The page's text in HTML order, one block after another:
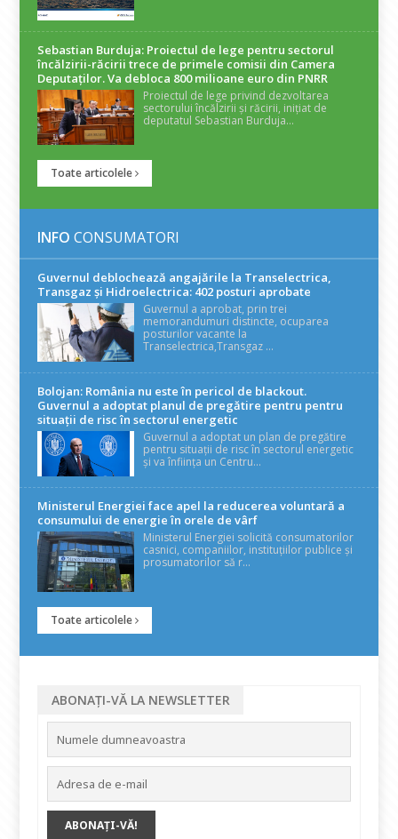
Sebastian Burduja: Proiectul de lege pentru sectorul
încălzirii-răcirii trece de primele comisii din Camera
Deputaților. Va debloca 800 milioane euro din PNRR
Proiectul de lege privind dezvoltarea
sectorului încălzirii și răcirii, inițiat de
deputatul Sebastian Burduja...
Toate articolele
INFO CONSUMATORI
Guvernul deblochează angajările la Transelectrica,
Transgaz și Hidroelectrica: 402 posturi aprobate
Guvernul a aprobat, prin trei
memorandumuri distincte, ocuparea
posturilor vacante la
Transelectrica,Transgaz ...
Bolojan: România nu este în pericol de blackout.
Guvernul a adoptat planul de pregătire pentru pentru
situații de risc în sectorul energetic
Guvernul a adoptat un plan de pregătire
pentru situații de risc în sectorul energetic
și va înființa un Centru...
Ministerul Energiei face apel la reducerea voluntară a
consumului de energie în orele de vârf
Ministerul Energiei solicită consumatorilor
casnici, companiilor, instituțiilor publice și
prosumatorilor să r...
Toate articolele
ABONAȚI-VĂ LA NEWSLETTER